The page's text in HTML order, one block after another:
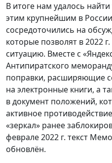
В итоге нам удалось
этим крупнейшим в
сосредоточились на
которые позволят в 2022
ситуацию. Вместе с
Антипиратского
поправки, расширяющие
на электронные книги, а
в документ положений,
активное
«зеркал» ранее
феврале 2022 г. текст
обновлён.